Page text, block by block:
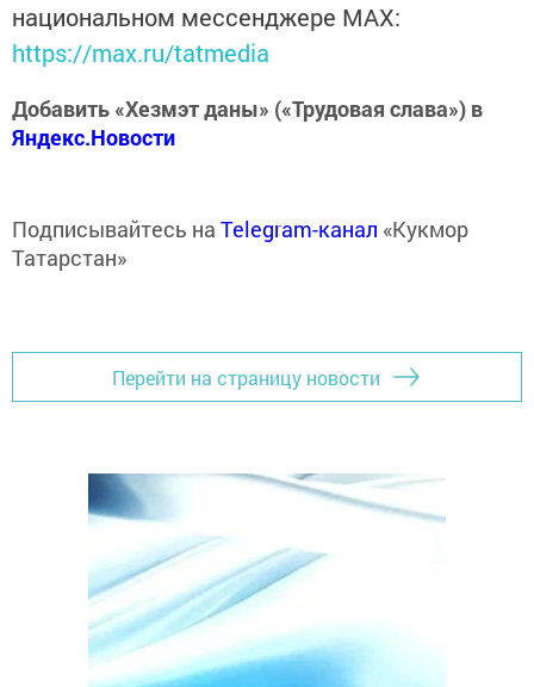
национальном мессенджере MАХ:
https://max.ru/tatmedia
Добавить «Хезмэт даны» («Трудовая слава») в
Яндекс.Новости
Подписывайтесь на Telegram-канал «Кукмор
Татарстан»
Перейти на страницу новости